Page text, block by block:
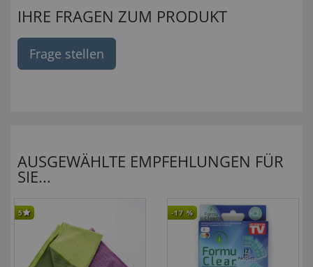
IHRE FRAGEN ZUM PRODUKT
Frage stellen
AUSGEWÄHLTE EMPFEHLUNGEN FÜR
SIE...
5 -17 %